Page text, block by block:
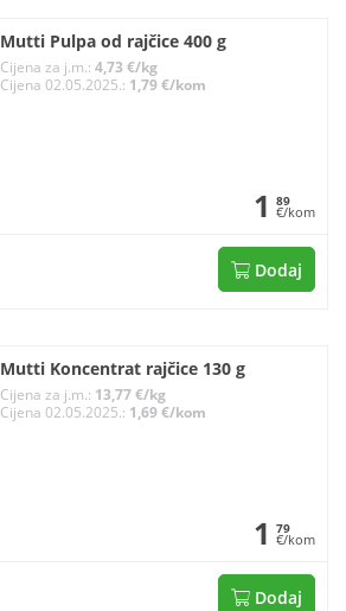
Mutti Pulpa od rajčice 400 g
Cijena za j.m.: 4,73 €/kg
Cijena 02.05.2025.: 1,79 €/kom
1 89
€/kom
Dodaj
Mutti Koncentrat rajčice 130 g
Cijena za j.m.: 13,77 €/kg
Cijena 02.05.2025.: 1,69 €/kom
1 79
€/kom
Dodaj